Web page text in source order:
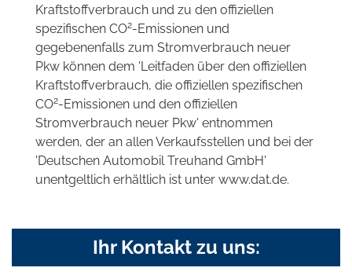
Kraftstoffverbrauch und zu den offiziellen
spezifischen CO2-Emissionen und
gegebenenfalls zum Stromverbrauch neuer
Pkw können dem 'Leitfaden über den offiziellen
Kraftstoffverbrauch, die offiziellen spezifischen
CO2-Emissionen und den offiziellen
Stromverbrauch neuer Pkw' entnommen
werden, der an allen Verkaufsstellen und bei der
'Deutschen Automobil Treuhand GmbH'
unentgeltlich erhältlich ist unter www.dat.de.
Ihr Kontakt zu uns: